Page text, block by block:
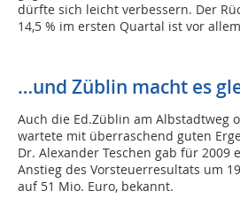
dürfte sich leicht verbessern. Der
14,5 % im ersten Quartal ist vor
…und Züblin macht es
Auch die Ed.Züblin am Albstadtweg
wartete mit überraschend guten
Dr. Alexander Teschen gab für 2009
Anstieg des Vorsteuerresultats um
auf 51 Mio. Euro, bekannt.